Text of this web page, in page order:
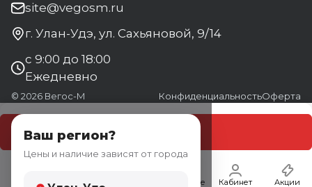
Главная Каталог Избранные Кабинет Акции
site@vegosm.ru
г. Улан-Удэ, ул. Сахьяновой, 9/14
с 9:00 до 18:00
Ежедневно
© 2026 Вегос-М КонфиденциальностьОферта
Ваш регион?
Цены и наличие зависят от города